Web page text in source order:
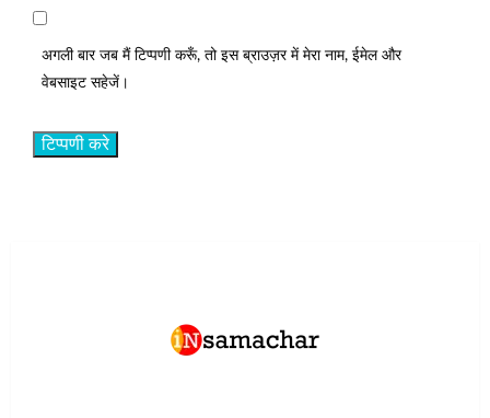
अगली बार जब मैं टिप्पणी करूँ, तो इस ब्राउज़र में मेरा नाम, ईमेल और
वेबसाइट सहेजें।